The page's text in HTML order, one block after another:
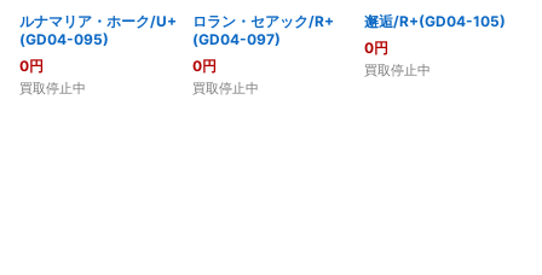
ルナマリア・ホーク/U+
(GD04-095)
0円
買取停止中
ロラン・セアック/R+
(GD04-097)
0円
買取停止中
邂逅/R+(GD04-105)
0円
買取停止中